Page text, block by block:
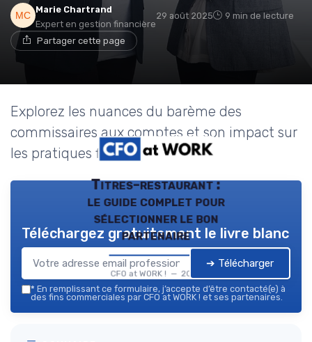
Marie Chartrand
Expert en gestion financière
29 août 2025 9 min de lecture
Partager cette page
Explorez les nuances du barème des
commissaires aux comptes et son impact sur
les pratiques financières.
Titres-restaurant :
le guide complet pour
sélectionner le bon
partenaire
CFO at WORK ! — 2026
Téléchargez gratuitement le livre blanc
➔ Télécharger
* En remplissant ce formulaire, j’accepte d’être contacté(e) à
des fins commerciales par CFO at WORK ! et ses partenaires.